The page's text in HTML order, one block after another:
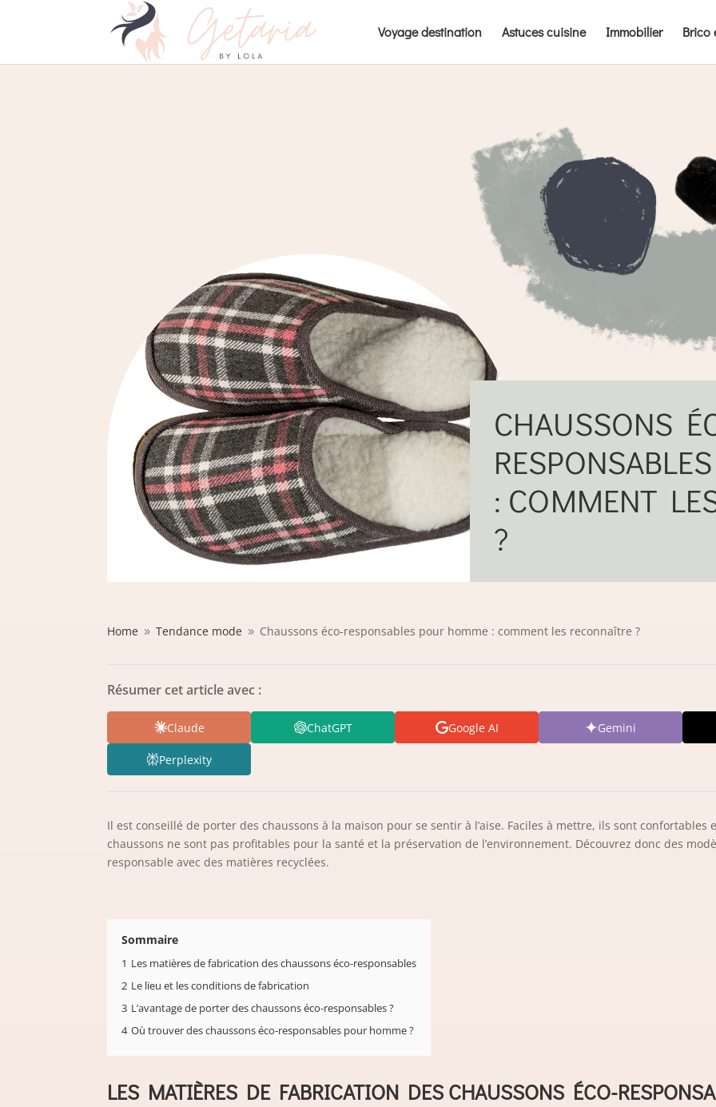
Voyage destination Astuces cuisine Immobilier Brico
CHAUSSONS
: COMMENT
?
Home 9 Tendance mode 9 Chaussons éco-responsables pour homme : comment les reconnaître ?
Résumer cet article avec :
Claude ChatGPT Google AI Gemini
Perplexity
Il est conseillé de porter des chaussons à la maison pour se sentir à l’aise. Faciles à mettre, ils sont
chaussons ne sont pas profitables pour la santé et la préservation de l’environnement. Découvrez donc des
responsable avec des matières recyclées.
Sommaire
1 Les matières de fabrication des chaussons éco-responsables
2 Le lieu et les conditions de fabrication
3 L’avantage de porter des chaussons éco-responsables ?
4 Où trouver des chaussons éco-responsables pour homme ?
LES MATIÈRES DE FABRICATION DES CHAUSSONS ÉCO-